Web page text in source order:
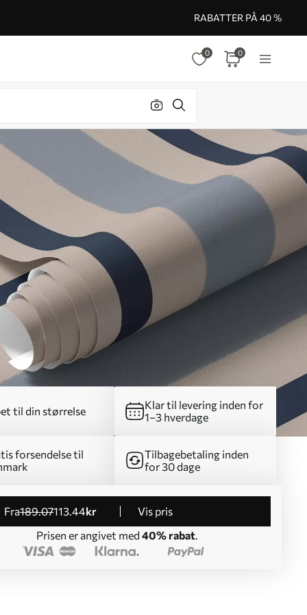
RABATTER PÅ 40 %
0 0
til din størrelse
Klar til levering inden for
1–3 hverdage
forsendelse til
Tilbagebetaling inden
for 30 dage
fra189.07113.44kr
Vis pris
Prisen er angivet med 40% rabat.